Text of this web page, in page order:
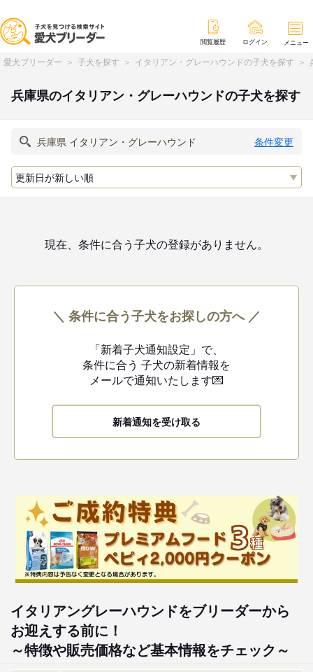
閲覧履歴 ログイン メニュー
愛犬ブリーダー 子犬を探す イタリアン・グレーハウンドの子犬を探す
兵庫県のイタリアン・グレーハウンドの子犬を探す
条件変更
現在、条件に合う子犬の登録がありません。
＼ 条件に合う子犬をお探しの方へ ／
「新着子犬通知設定」で、
条件に合う 子犬の新着情報を
メールで通知いたします💌
新着通知を受け取る
イタリアングレーハウンドをブリーダーから
お迎えする前に！
～特徴や販売価格など基本情報をチェック～